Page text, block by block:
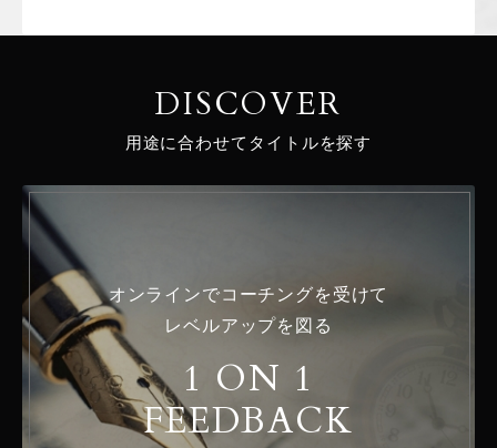
DISCOVER
用途に合わせてタイトルを探す
オンラインでコーチングを受けて
レベルアップを図る
1 ON 1
FEEDBACK